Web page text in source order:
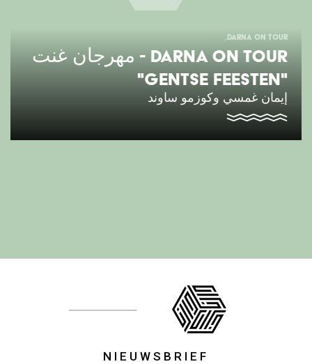
DARNA ON TOUR
DARNA ON TOUR - مهرجان غنت
"GENTSE FEESTEN"
إيمان غمسي وكوزمو ساوند
NIEUWSBRIEF